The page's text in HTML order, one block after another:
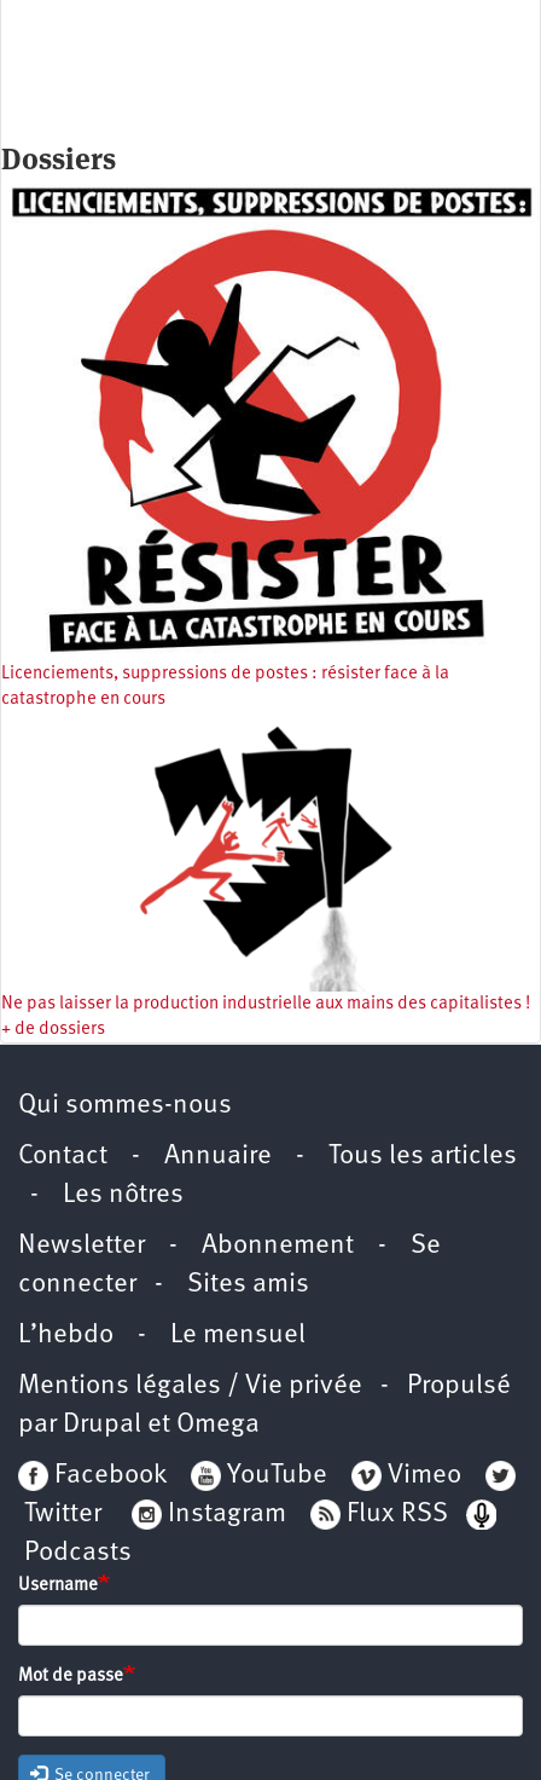
Dossiers
Licenciements, suppressions de postes : résister face à la
catastrophe en cours
Ne pas laisser la production industrielle aux mains des capitalistes !
+ de dossiers
Qui sommes-nous
Contact - Annuaire -
Tous les articles
- Les nôtres
Newsletter- Abonnement - Se
connecter- Sites amis
L’hebdo - Le mensuel
Mentions légales / Vie privée - Propulsé
par Drupal et Omega
Facebook
YouTube
Vimeo
Twitter
Instagram
Flux RSS
Podcasts
Username
Mot de passe
Se connecter